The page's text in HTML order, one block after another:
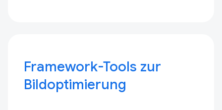
Framework-Tools zur
Bildoptimierung